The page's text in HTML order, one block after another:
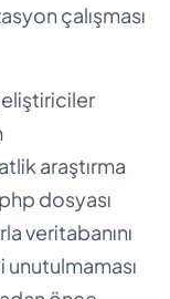
çalışması
araştırma
dosyası
veritabanını